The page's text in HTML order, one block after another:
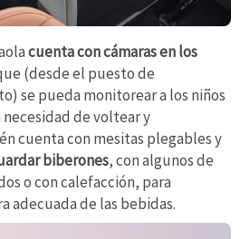
cuenta con cámaras en los
(desde el puesto de
se pueda monitorear a los niños
de voltear y
cuenta con mesitas plegables y
biberones, con algunos de
o con calefacción, para
adecuada de las bebidas.